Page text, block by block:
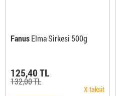
FanusElma Sirkesi 500g
125,40 TL
132,00 TL
X taksit